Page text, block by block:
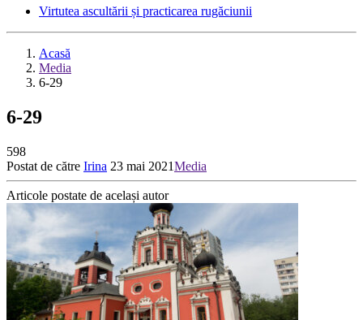
Virtutea ascultării și practicarea rugăciunii
Acasă
Media
6-29
6-29
598
Postat de către Irina 23 mai 2021Media
Articole postate de același autor